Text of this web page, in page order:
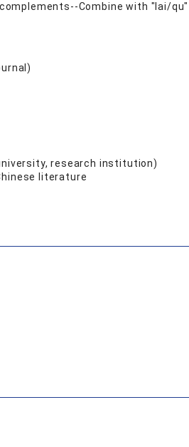
Combine with "lai/
research institution)
literature